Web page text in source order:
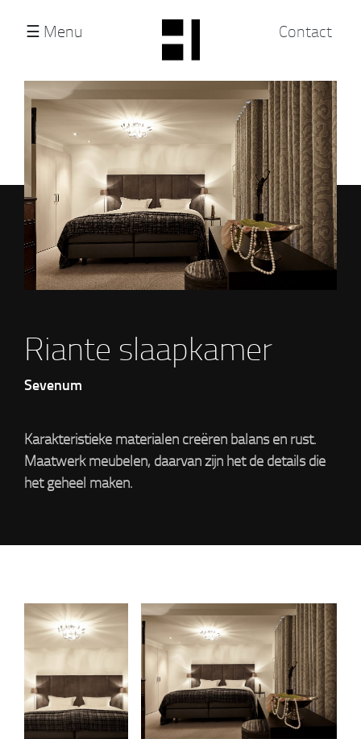
☰ Menu Contact
SluitContact
Jaren ’60 villa
Nieuwbouw penthouse
Vrijstaande villa
Verbouwing woonhuis
Bestaande Villa
Appartement park waterloo
Riante slaapkamer
Sevenum
Karakteristieke materialen creëren balans en rust.
Maatwerk meubelen, daarvan zijn het de details die
het geheel maken.